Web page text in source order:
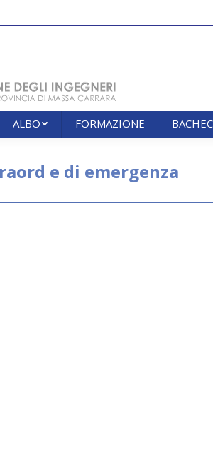
ALBO FORMAZIONE
e di emergenza